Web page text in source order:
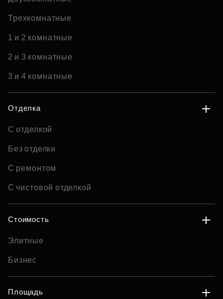
Трехкомнатные
1 и 2 комнатные
2 и 3 комнатные
3 и 4 комнатные
Отделка
С отделкой
Без отделки
С ремонтом
С чистовой отделкой
Стоимость
Элитные
Бизнес
Площадь